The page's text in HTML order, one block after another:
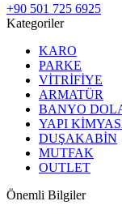
+90 501 725 6925
Kategoriler
KARO
PARKE
VİTRİFİYE
ARMATÜR
BANYO
YAPI
DUŞAKABİN
MUTFAK
OUTLET
Önemli Bilgiler